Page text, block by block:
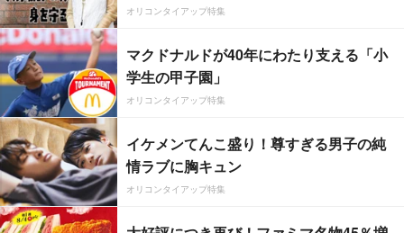
オリコンタイアップ特集
マクドナルドが40年にわたり支える「小
学生の甲子園」
オリコンタイアップ特集
イケメンてんこ盛り！尊すぎる男子の純
情ラブに胸キュン
オリコンタイアップ特集